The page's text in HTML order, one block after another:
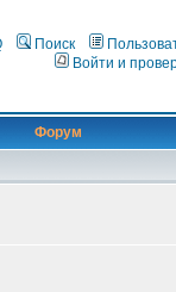
Поиск
Войти и
Форум